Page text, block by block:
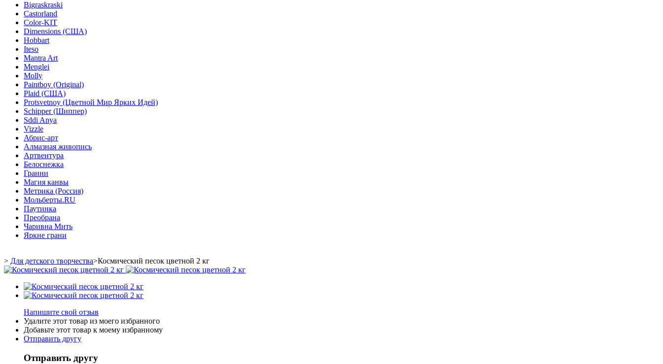
Bigraskraski
Castorland
Color-KIT
Dimensions (США)
Hobbart
Iteso
Mantra Art
Menglei
Molly
Paintboy (Original)
Plaid (США)
Protsvetnoy (Цветной Мир Ярких Идей)
Schipper (Шиппер)
Sddi Anya
Vizzle
Абрис-арт
Алмазная живопись
Артвентура
Белоснежка
Гранни
Магия канвы
Метрика (Россия)
Мольберты.RU
Паутинка
Преобрана
Чаривна Мить
Яркие грани
> Для детского творчества>Космический песок цветной 2 кг
Напишите свой отзыв
Удалите этот товар из моего избранного
Добавьте этот товар к моему избранному
Отправить другу
Отправить другу